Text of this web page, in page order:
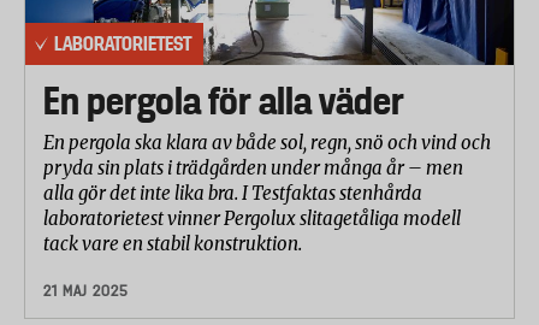
LABORATORIETEST
En pergola för alla väder
En pergola ska klara av både sol, regn, snö och vind och
pryda sin plats i trädgården under många år – men
alla gör det inte lika bra. I Testfaktas stenhårda
laboratorietest vinner Pergolux slitagetåliga modell
tack vare en stabil konstruktion.
21 MAJ 2025